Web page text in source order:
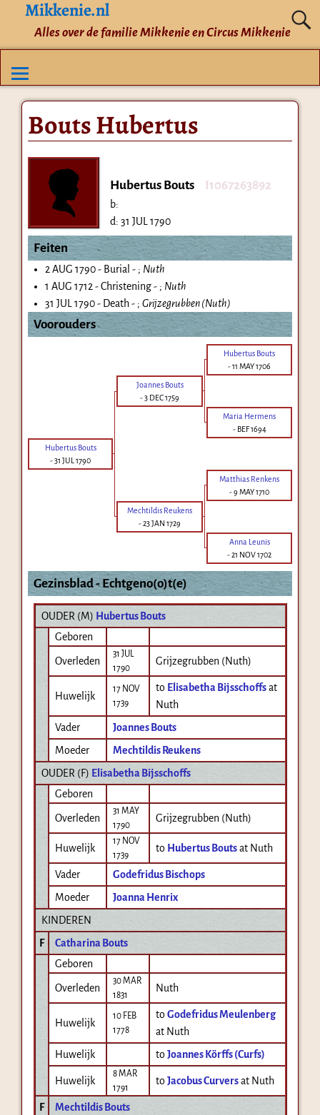
Mikkenie.nl
Alles over de familie Mikkenie en Circus Mikkenie
Bouts Hubertus
Hubertus Bouts I1067263892
b:
d: 31 JUL 1790
Feiten
2 AUG 1790 - Burial - ; Nuth
1 AUG 1712 - Christening - ; Nuth
31 JUL 1790 - Death - ; Grijzegrubben (Nuth)
Voorouders
Hubertus Bouts
-11 MAY 1706
Joannes Bouts
-3 DEC 1759
Maria Hermens
- BEF 1694
Hubertus Bouts
-31 JUL 1790
Matthias Renkens
-9 MAY 1710
Mechtildis Reukens
-23 JAN 1729
Anna Leunis
-21 NOV 1702
Gezinsblad - Echtgeno(o)t(e)
OUDER (M) Hubertus Bouts
Geboren
Overleden
31 JUL
1790
Grijzegrubben (Nuth)
Huwelijk
17 NOV
1739
to Elisabetha Bijsschoffs at
Nuth
Vader
Joannes Bouts
Moeder
Mechtildis Reukens
OUDER (F) Elisabetha Bijsschoffs
Geboren
Overleden
31 MAY
1790
Grijzegrubben (Nuth)
Huwelijk
17 NOV
1739
to Hubertus Bouts at Nuth
Vader
Godefridus Bischops
Moeder
Joanna Henrix
KINDEREN
F
Catharina Bouts
Geboren
Overleden
30 MAR
1831
Nuth
Huwelijk
10 FEB
1778
toGodefridus Meulenberg
at Nuth
Huwelijk
toJoannes Körffs (Curfs)
Huwelijk
8 MAR
1791
toJacobus Curvers at Nuth
F
Mechtildis Bouts